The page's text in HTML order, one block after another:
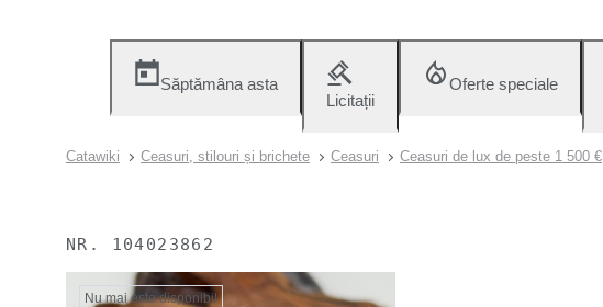
Săptămâna asta
Licitații
Oferte speciale
Catawiki Ceasuri, stilouri și brichete Ceasuri Ceasuri de lux de peste 1 500 €
NR. 104023862
Nu mai este disponibil